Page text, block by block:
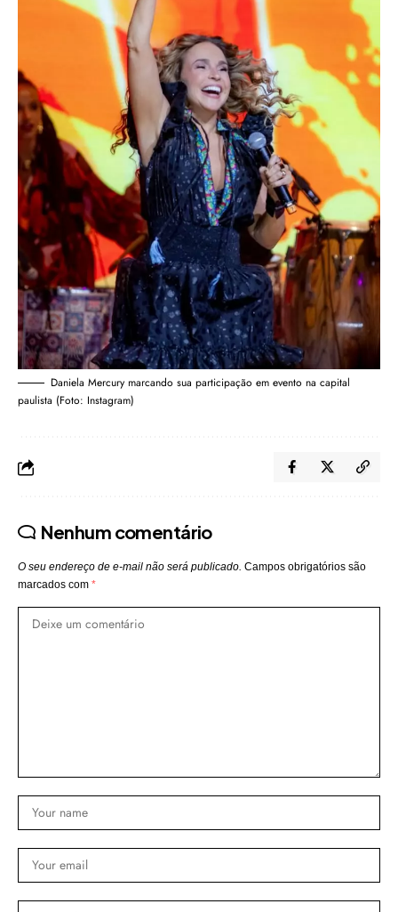
Daniela Mercury marcando sua participação em evento na capital
paulista (Foto: Instagram)
Nenhum comentário
O seu endereço de e-mail não será publicado. Campos obrigatórios são
marcados com *